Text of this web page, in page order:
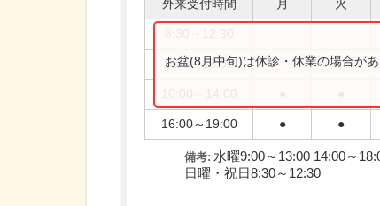
外来受付時間 月 火
9:00～18:00
16:00～19:00 ● ●
お盆(8月中旬)は休診・休業の場合が
備考: 水曜9:00～13:00 14:00～
日曜・祝日8:30～12:30